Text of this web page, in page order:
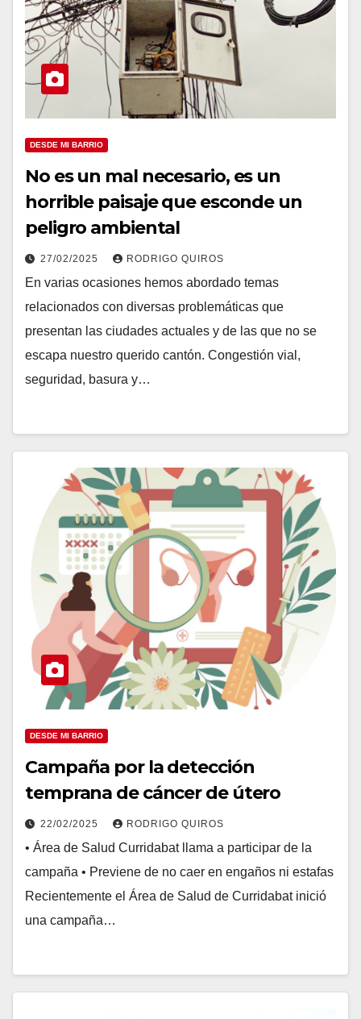
DESDE MI BARRIO
No es un mal necesario, es un
horrible paisaje que esconde un
peligro ambiental
27/02/2025 RODRIGO QUIROS
En varias ocasiones hemos abordado temas
relacionados con diversas problemáticas que
presentan las ciudades actuales y de las que no se
escapa nuestro querido cantón. Congestión vial,
seguridad, basura y…
DESDE MI BARRIO
Campaña por la detección
temprana de cáncer de útero
22/02/2025 RODRIGO QUIROS
• Área de Salud Curridabat llama a participar de la
campaña • Previene de no caer en engaños ni estafas
Recientemente el Área de Salud de Curridabat inició
una campaña…